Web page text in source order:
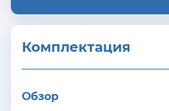
Комплектация
Обзор